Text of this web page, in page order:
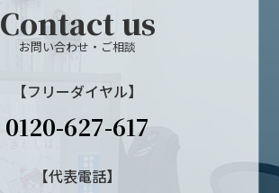
Contact us
お問い合わせ・ご相談
【フリーダイヤル】
0120-627-617
【代表電話】